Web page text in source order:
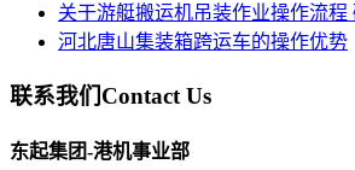
关于游艇搬运机吊装作业操作流程
河北唐山集装箱跨运车的操作优势
联系我们Contact Us
东起集团-港机事业部